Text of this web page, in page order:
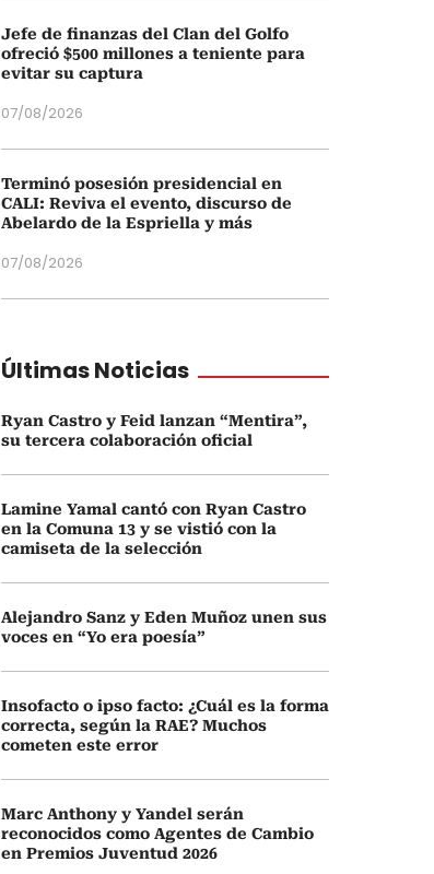
Jefe de finanzas del Clan del Golfo
ofreció $500 millones a teniente para
evitar su captura
07/08/2026
Terminó posesión presidencial en
CALI: Reviva el evento, discurso de
Abelardo de la Espriella y más
07/08/2026
Últimas Noticias
Ryan Castro y Feid lanzan “Mentira”,
su tercera colaboración oficial
Lamine Yamal cantó con Ryan Castro
en la Comuna 13 y se vistió con la
camiseta de la selección
Alejandro Sanz y Eden Muñoz unen sus
voces en “Yo era poesía”
Insofacto o ipso facto: ¿Cuál es la forma
correcta, según la RAE? Muchos
cometen este error
Marc Anthony y Yandel serán
reconocidos como Agentes de Cambio
en Premios Juventud 2026